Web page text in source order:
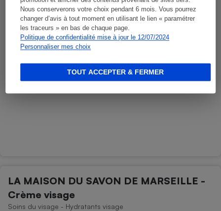
Nous conserverons votre choix pendant 6 mois. Vous pourrez
changer d’avis à tout moment en utilisant le lien « paramétrer
les traceurs » en bas de chaque page.
Politique de confidentialité mise à jour le 12/07/2024
Personnaliser mes choix
TOUT ACCEPTER & FERMER
Soins du corps - Soins de la peau autres
LA MAISON DU SAVON DE MARSEILLE -
Crème visage
Soins du visage - Hydratants visage